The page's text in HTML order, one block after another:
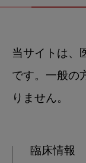
当サイトは、
です。一般の
りません。
臨床情報